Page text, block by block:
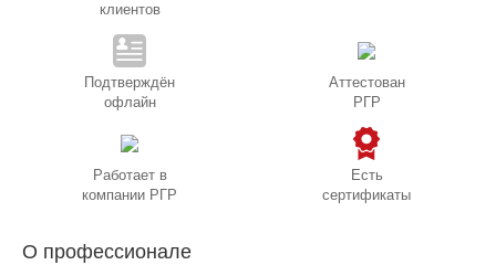
клиентов
Подтверждён
офлайн
Аттестован
РГР
Работает в
компании РГР
Есть
сертификаты
О профессионале